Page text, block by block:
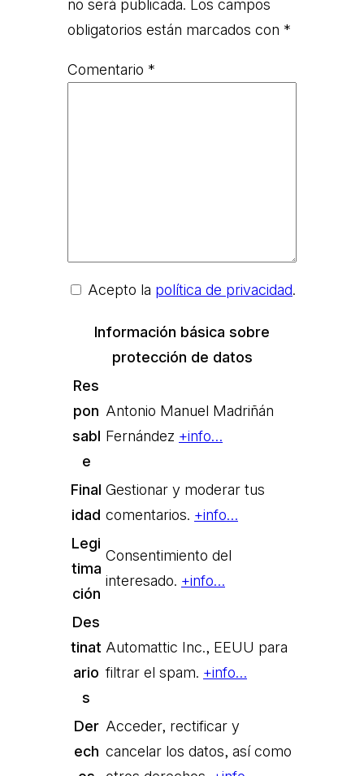
no será publicada.
Los campos
obligatorios están marcados con *
Comentario *
Acepto la política de privacidad.
Información básica sobre
protección de datos
Res
pon
sabl
e
Antonio Manuel Madriñán
Fernández +info…
Final
idad
Gestionar y moderar tus
comentarios. +info…
Legi
tima
ción
Consentimiento del
interesado. +info…
Des
tinat
ario
s
Automattic Inc., EEUU para
filtrar el spam. +info…
Der
ech
Acceder, rectificar y
cancelar los datos, así como